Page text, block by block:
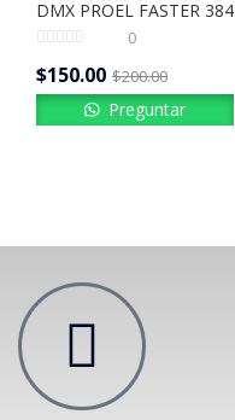
DMX PROEL FASTER 384
0
$150.00 $200.00
Preguntar